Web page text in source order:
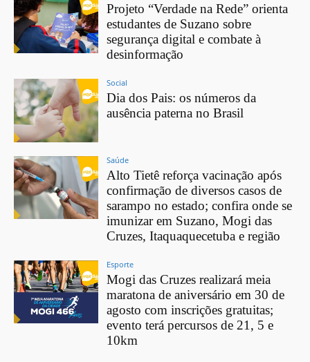
Projeto “Verdade na Rede” orienta
estudantes de Suzano sobre
segurança digital e combate à
desinformação
Social
Dia dos Pais: os números da
ausência paterna no Brasil
Saúde
Alto Tietê reforça vacinação após
confirmação de diversos casos de
sarampo no estado; confira onde se
imunizar em Suzano, Mogi das
Cruzes, Itaquaquecetuba e região
Esporte
Mogi das Cruzes realizará meia
maratona de aniversário em 30 de
agosto com inscrições gratuitas;
evento terá percursos de 21, 5 e
10km